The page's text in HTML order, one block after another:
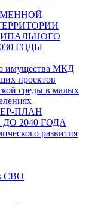
ГОДЫ
имущества МКД
проектов
среды в малых
ПЛАН
2040 ГОДА
развития
СВО